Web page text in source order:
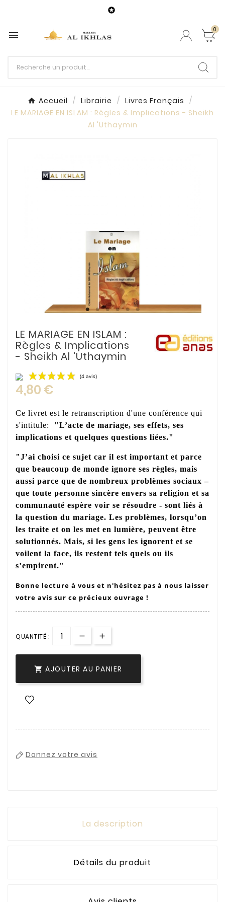

 0
Accueil Librairie
Livres Français
LE MARIAGE EN ISLAM : Règles & Implications - Sheikh
Al 'Uthaymin
LE MARIAGE EN ISLAM :
Règles & Implications
- Sheikh Al 'Uthaymin
(4 avis)
4,80 €
Ce livret est le retranscription d'une conférence qui
s'intitule: "L’acte de mariage, ses effets, ses
implications et quelques questions liées."
"J’ai choisi ce sujet car il est important et parce
que beaucoup de monde ignore ses règles, mais
aussi parce que de nombreux problèmes sociaux –
que toute personne sincère envers sa religion et sa
communauté espère voir se résoudre - sont liés à
la question du mariage. Les problèmes, lorsqu’on
les traite et on les met en lumière, peuvent être
solutionnés. Mais, si les gens les ignorent et se
voilent la face, ils restent tels quels ou ils
s’empirent."
Bonne lecture à vous et n'hésitez pas à nous laisser
votre avis sur ce précieux ouvrage !
QUANTITÉ :
 AJOUTER AU PANIER
Donnez votre avis
La description
Détails du produit